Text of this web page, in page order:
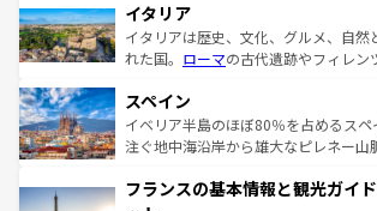
イタリア
イタリアは歴史、文化、グルメ、自然
れた国。 ローマの古代遺跡やフィレン
ろん、トスカーナの美しい田園風景や
景など、自然景観も見逃せない。観光
ピザやパスタなど、絶品のイタリア料
ませてくれるイタリアで、忘れられな
スペイン
イベリア半島のほぼ80％を占めるスペ
注ぐ地中海沿岸から雄大なピレネー山
文化が根付くこの国では、情熱的なフ
フランスの基本情報と観光ガイ